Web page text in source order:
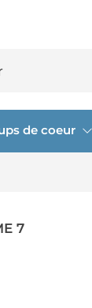
de coeur
7